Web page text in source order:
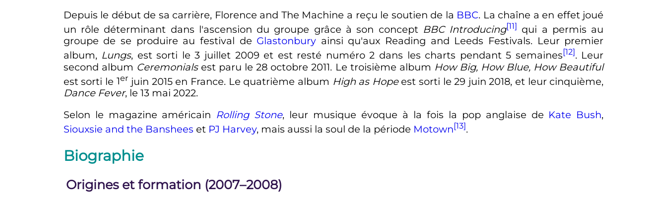
Depuis le début de sa carrière, Florence and The Machine a reçu le soutien de la BBC. La chaîne a en effet joué
un rôle déterminant dans l'ascension du groupe grâce à son concept BBC Introducing[11] qui a permis au
groupe de se produire au festival de Glastonbury ainsi qu'aux Reading and Leeds Festivals. Leur premier
album, Lungs, est sorti le 3 juillet 2009 et est resté numéro 2 dans les charts pendant 5 semaines[12]. Leur
second album Ceremonialsest paru le 28 octobre 2011. Le troisième album How Big, How Blue, How Beautiful
est sorti le 1er juin 2015 en France. Le quatrième album High as Hopeest sorti le 29 juin 2018, et leur cinquième,
Dance Fever, le 13 mai 2022.
Selon le magazine américain Rolling Stone, leur musique évoque à la fois la pop anglaise de Kate Bush,
Siouxsie and the Banshees et PJ Harvey, mais aussi la soul de la période Motown[13].
Biographie
Origines et formation (2007–2008)